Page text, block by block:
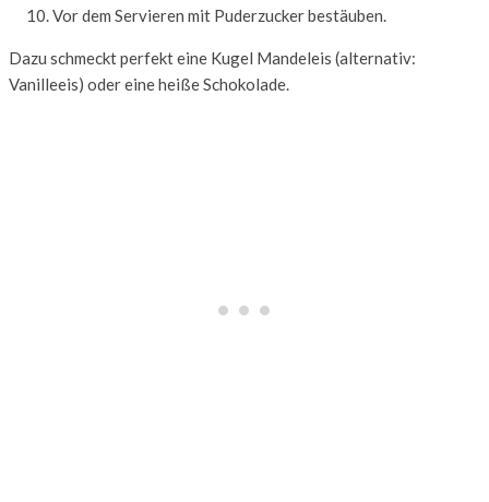
Vor dem Servieren mit Puderzucker bestäuben.
Dazu schmeckt perfekt eine Kugel Mandeleis (alternativ:
Vanilleeis) oder eine heiße Schokolade.